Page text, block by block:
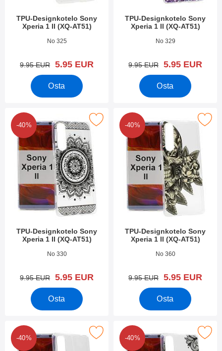
TPU-Designkotelo Sony
Xperia 1 II (XQ-AT51)
Tuote.nro 36701
No 325
vanha hinta
9.95 EUR uusi hinta
5.95 EUR
Osta
TPU-Designkotelo Sony
Xperia 1 II (XQ-AT51)
Tuote.nro 36700
No 329
vanha hinta
9.95 EUR uusi hinta
5.95 EUR
Osta
-40%
TPU-Designkotelo Sony
Xperia 1 II (XQ-AT51)
Tuote.nro 36699
No 330
vanha hinta
9.95 EUR uusi hinta
5.95 EUR
Osta
tPU-Designkotelo Sony Xperia 1 II (XQ-AT51) suosikiksi
-40%
TPU-Designkotelo Sony
Xperia 1 II (XQ-AT51)
Tuote.nro 36698
No 360
vanha hinta
9.95 EUR uusi hinta
5.95 EUR
Osta
Merkitse tPU-Designkotelo Sony
-40%
tPU-Designkotelo Sony Xperia 1 II (XQ-AT51) suosikiksi
-40%
Merkitse tPU-Designkotelo Sony